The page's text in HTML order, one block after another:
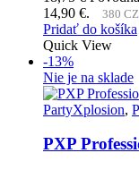
14,90 €.
380
Pridať do košíka
Quick View
-13%
Nie je na sklade
PartyXplosion,
PXP